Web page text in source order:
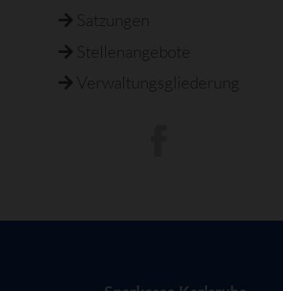
Satzungen
Stellenangebote
Verwaltungsgliederung